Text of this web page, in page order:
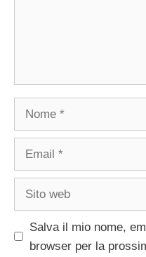
Nome
Email
Sito
Salva il mio nome,
browser per la